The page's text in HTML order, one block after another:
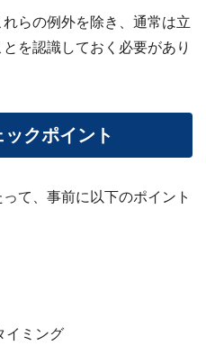
らの例外を除き、通常は立
を認識しておく必要があり
クポイント
て、事前に以下のポイント
イミング